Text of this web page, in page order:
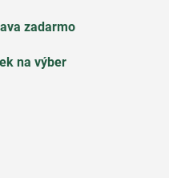
zadarmo
na výber